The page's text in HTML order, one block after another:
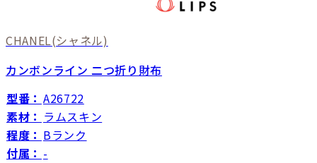
CHANEL(シャネル)
カンボンライン 二つ折り財布
型番： A26722
素材： ラムスキン
程度： Bランク
付属： -